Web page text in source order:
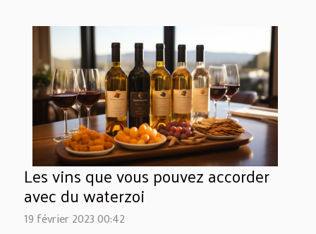
Les vins que vous pouvez accorder
avec du waterzoi
19 février 2023 00:42